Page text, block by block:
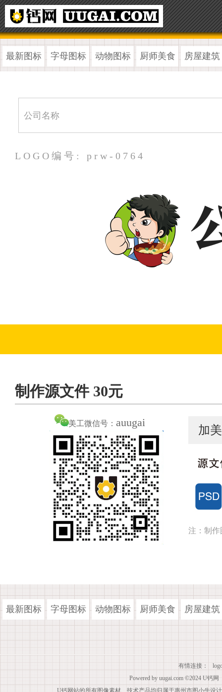
最新图标 字母图标 动物图标 厨师美食 房屋建筑
LOGO编号: prw-0764
制作源文件 30元
美工微信号： auugai
加
注：制作
最新图标 字母图标 动物图标 厨师美食 房屋建筑
有情连接：
Powered by uugai.com ©2024 U钙网
U钙网站的所有图像素材、技术产品均归属于惠州市图小牛设